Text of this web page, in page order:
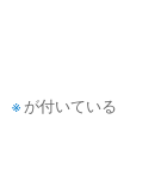
※ が付いている